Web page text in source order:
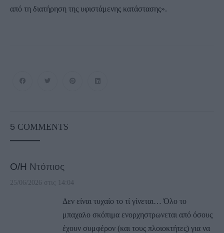
από τη διατήρηση της υφιστάμενης κατάστασης».
5 COMMENTS
Ο/Η Ντόπιος
25/06/2026 στις 14:04
Δεν είναι τυχαίο το τί γίνεται… Όλο το
μπαχαλο σκόπιμα ενορχηστρωνεται από όσους
έχουν συμφέρον (και τους πλοιοκτήτες) για να